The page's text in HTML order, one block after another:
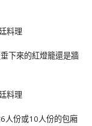
下來的紅燈籠還是牆
人份或10人份的包廂